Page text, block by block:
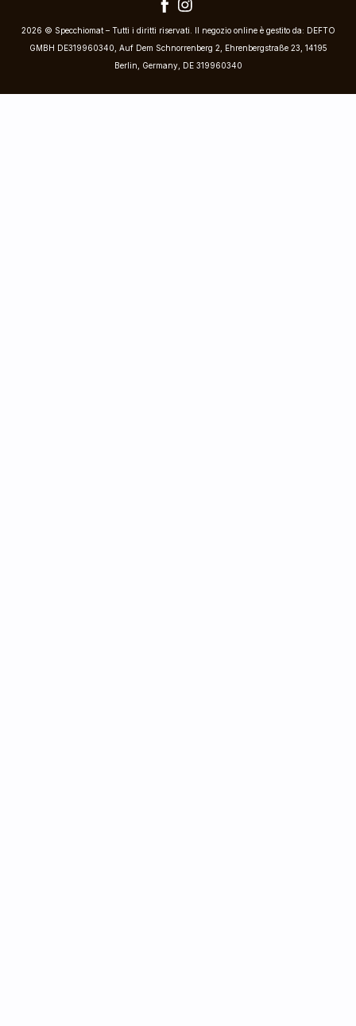
2026 © Specchiomat – Tutti i diritti riservati. Il negozio online è gestito da: DEFTO
GMBH DE319960340, Auf Dem Schnorrenberg 2, Ehrenbergstraße 23, 14195
Berlin, Germany, DE 319960340